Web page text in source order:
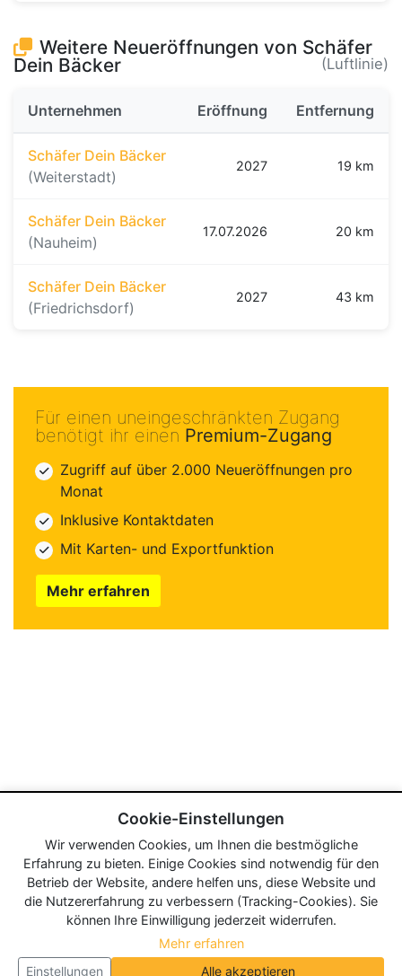
Weitere Neueröffnungen von Schäfer
Dein Bäcker
(Luftlinie)
Unternehmen Eröffnung Entfernung
Schäfer Dein Bäcker
(Weiterstadt)
2027 19 km
Schäfer Dein Bäcker
(Nauheim)
17.07.2026 20 km
Schäfer Dein Bäcker
(Friedrichsdorf)
2027 43 km
Für einen uneingeschränkten Zugang
benötigt ihr einen Premium-Zugang
Zugriff auf über 2.000 Neueröffnungen pro
Monat
Inklusive Kontaktdaten
Mit Karten- und Exportfunktion
Mehr erfahren
Cookie-Einstellungen
Wir verwenden Cookies, um Ihnen die bestmögliche
Erfahrung zu bieten. Einige Cookies sind notwendig für den
Betrieb der Website, andere helfen uns, diese Website und
die Nutzererfahrung zu verbessern (Tracking-Cookies). Sie
können Ihre Einwilligung jederzeit widerrufen.
Mehr erfahren
Einstellungen
Alle akzeptieren